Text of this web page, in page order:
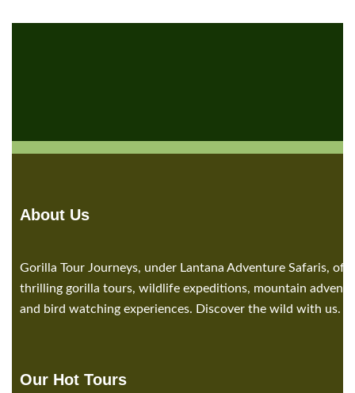
About Us
Gorilla Tour Journeys, under Lantana Adventure Safaris,
thrilling gorilla tours, wildlife expeditions, mountain
and bird watching experiences. Discover the wild with us.
Our Hot Tours